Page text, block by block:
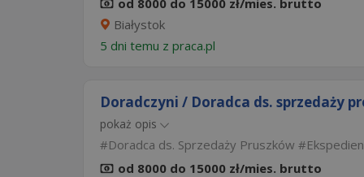
od 8000 do 15000 zł/mies. brutto
Białystok
5 dni temu z praca.pl
Doradczyni / Doradca ds. sprzedaży
pokaż opis
Doradca ds. Sprzedaży Pruszków
od 8000 do 15000 zł/mies. brutto